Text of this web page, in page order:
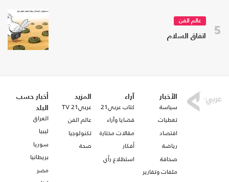
5
عالم الفن
اتفاق السلام
الأخبار
سياسة
تغطيات
اقتصاد
رياضة
صحافة
ملفات وتقارير
آراء
كتاب عربي21
قضايا وآراء
مقالات مختارة
أفكار
استطلاع رأي
المزيد
عربي21 TV
عالم الفن
تكنولوجيا
صحة
أخبار حسب
البلد
العراق
ليبيا
سوريا
بريطانيا
مصر